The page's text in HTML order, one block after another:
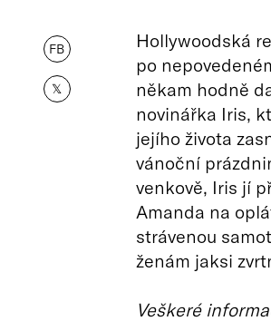
FB
𝕏
Hollywoodská
po
někam hodně
novinářka Iris,
jejího života
vánoční
venkově, Iris jí
Amanda na
strávenou
ženám jaksi
Veškeré